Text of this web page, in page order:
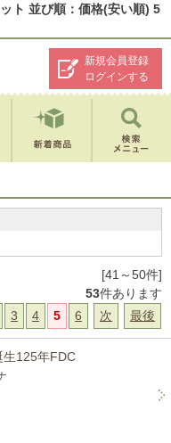
ト 並び順：価格(安い順) 5
新規会員登録
ログインする
[41～50件]
53件あります
3 4 5 6 次 最後
生125年FDC